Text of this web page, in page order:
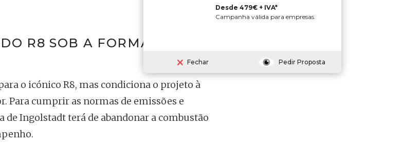
R8 SOB A FORMA DE
o icónico R8, mas condiciona o projeto à
Para cumprir as normas de emissões e
Ingolstadt terá de abandonar a combustão
Desde 479€ + IVA*
Campanha válida para empresas.
Fechar Pedir Proposta